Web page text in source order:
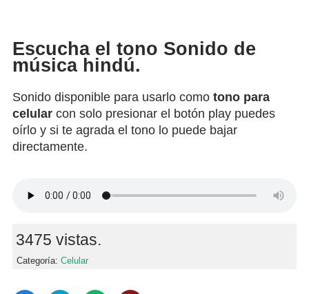
Escucha el tono Sonido de
música hindú.
Sonido disponible para usarlo como tono para
celular con solo presionar el botón play puedes
oírlo y si te agrada el tono lo puede bajar
directamente.
3475 vistas.
Categoría: Celular